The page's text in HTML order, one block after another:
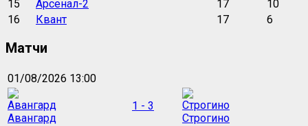
15
Арсенал-2 17
10
16
Квант 17 6
Матчи
01/08/2026 13:00
Авангард
1 - 3
Строгино